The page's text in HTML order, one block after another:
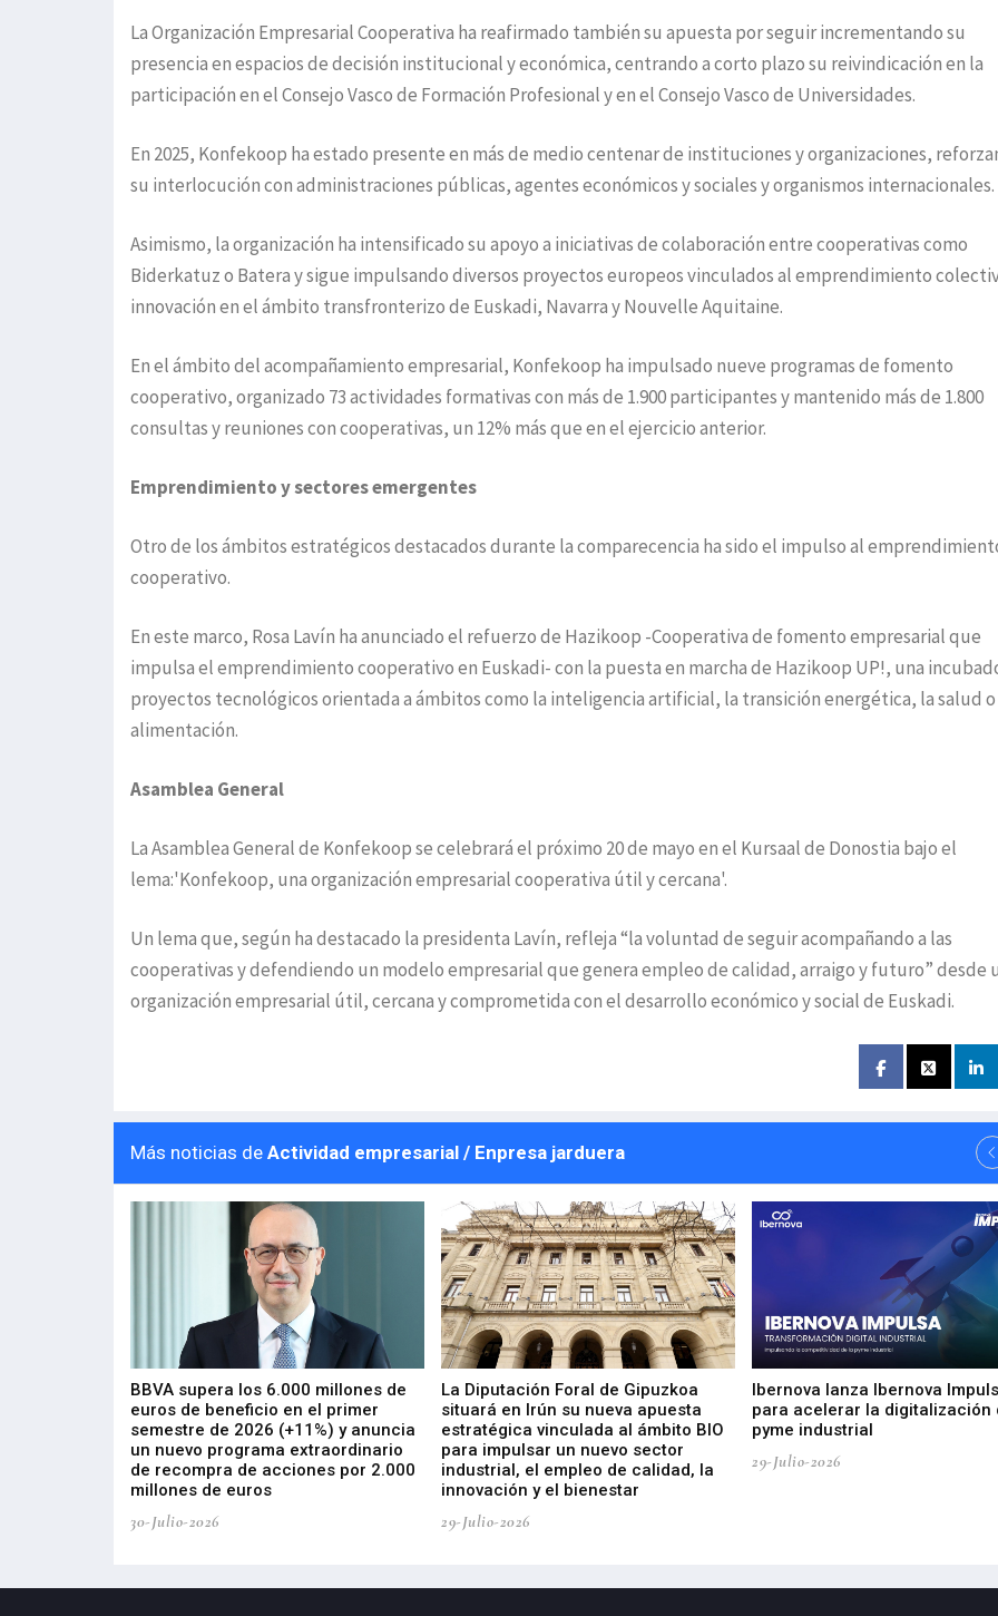
La Organización Empresarial Cooperativa ha reafirmado también su apuesta por seguir incrementando su
presencia en espacios de decisión institucional y económica, centrando a corto plazo su reivindicación en la
participación en el Consejo Vasco de Formación Profesional y en el Consejo Vasco de Universidades.
En 2025, Konfekoop ha estado presente en más de medio centenar de instituciones y organizaciones,
su interlocución con administraciones públicas, agentes económicos y sociales y organismos internacionales.
Asimismo, la organización ha intensificado su apoyo a iniciativas de colaboración entre cooperativas como
Biderkatuz o Batera y sigue impulsando diversos proyectos europeos vinculados al emprendimiento
innovación en el ámbito transfronterizo de Euskadi, Navarra y Nouvelle Aquitaine.
En el ámbito del acompañamiento empresarial, Konfekoop ha impulsado nueve programas de fomento
cooperativo, organizado 73 actividades formativas con más de 1.900 participantes y mantenido más de 1.800
consultas y reuniones con cooperativas, un 12% más que en el ejercicio anterior.
Emprendimiento y sectores emergentes
Otro de los ámbitos estratégicos destacados durante la comparecencia ha sido el impulso al
cooperativo.
En este marco, Rosa Lavín ha anunciado el refuerzo de Hazikoop -Cooperativa de fomento empresarial que
impulsa el emprendimiento cooperativo en Euskadi- con la puesta en marcha de Hazikoop UP!, una
proyectos tecnológicos orientada a ámbitos como la inteligencia artificial, la transición energética, la salud o
alimentación.
Asamblea General
La Asamblea General de Konfekoop se celebrará el próximo 20 de mayo en el Kursaal de Donostia bajo el
lema:'Konfekoop, una organización empresarial cooperativa útil y cercana'.
Un lema que, según ha destacado la presidenta Lavín, refleja “la voluntad de seguir acompañando a las
cooperativas y defendiendo un modelo empresarial que genera empleo de calidad, arraigo y futuro” desde
organización empresarial útil, cercana y comprometida con el desarrollo económico y social de Euskadi.
Más noticias de Actividad empresarial / Enpresa jarduera
BBVA supera los 6.000 millones de
euros de beneficio en el primer
semestre de 2026 (+11%) y anuncia
un nuevo programa extraordinario
de recompra de acciones por 2.000
millones de euros
30-Julio-2026
La Diputación Foral de Gipuzkoa
situará en Irún su nueva apuesta
estratégica vinculada al ámbito BIO
para impulsar un nuevo sector
industrial, el empleo de calidad, la
innovación y el bienestar
29-Julio-2026
Ibernova lanza Ibernova
para acelerar la digitalización
pyme industrial
29-Julio-2026